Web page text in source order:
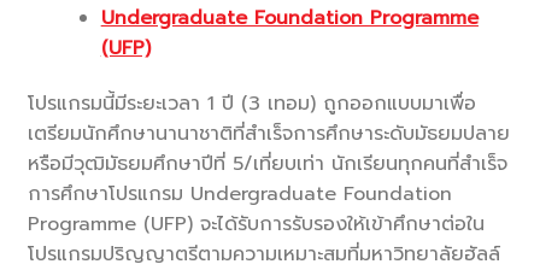
Undergraduate Foundation Programme
(UFP)
โปรแกรมนี้มีระยะเวลา 1 ปี (3 เทอม) ถูกออกแบบมาเพื่อ
เตรียมนักศึกษานานาชาติที่สำเร็จการศึกษาระดับมัธยมปลาย
หรือมีวุฒิมัธยมศึกษาปีที่ 5/เที่ยบเท่า นักเรียนทุกคนที่สำเร็จ
การศึกษาโปรแกรม Undergraduate Foundation
Programme (UFP) จะได้รับการรับรองให้เข้าศึกษาต่อใน
โปรแกรมปริญญาตรีตามความเหมาะสมที่มหาวิทยาลัยฮัลล์